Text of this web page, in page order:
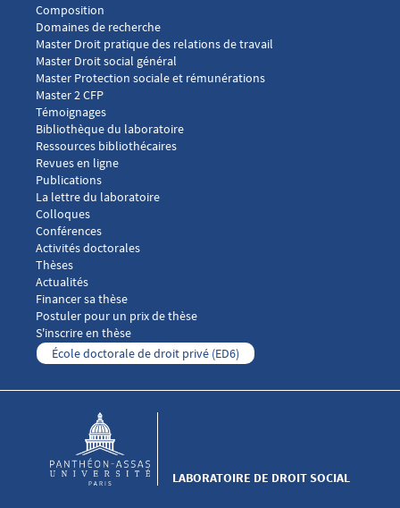
Menu footer Laboratoire droit social 1
Composition
Domaines de recherche
Master Droit pratique des relations de travail
Master Droit social général
Master Protection sociale et rémunérations
Master 2 CFP
Menu footer Laboratoire droit social 2
Témoignages
Bibliothèque du laboratoire
Ressources bibliothécaires
Revues en ligne
Publications
Menu footer Laboratoire droit social 3
La lettre du laboratoire
Colloques
Conférences
Activités doctorales
Thèses
Menu footer Laboratoire droit social 4
Actualités
Financer sa thèse
Postuler pour un prix de thèse
S'inscrire en thèse
École doctorale de droit privé (ED6)
LABORATOIRE DE DROIT SOCIAL